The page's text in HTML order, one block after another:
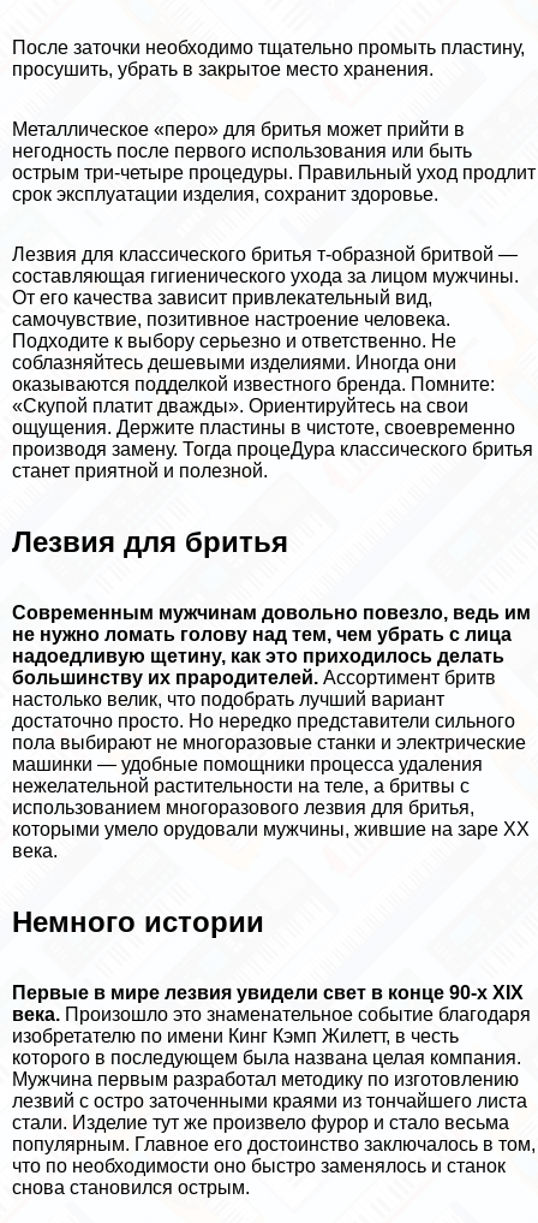
После заточки необходимо тщательно промыть пластину,
просушить, убрать в закрытое место хранения.
Металлическое «перо» для бритья может прийти в
негодность после первого использования или быть
острым три-четыре процедуры. Правильный уход продлит
срок эксплуатации изделия, сохранит здоровье.
Лезвия для классического бритья т-образной бритвой —
составляющая гигиенического ухода за лицом мужчины.
От его качества зависит привлекательный вид,
самочувствие, позитивное настроение человека.
Подходите к выбору серьезно и ответственно. Не
coблaзняйтесь дешевыми изделиями. Иногда они
оказываются подделкой известного бренда. Помните:
«Скупой платит дважды». Ориентируйтесь на свои
ощущения. Держите пластины в чистоте, своевременно
производя замену. Тогда процеДypa классического бритья
станет приятной и полезной.
Лезвия для бритья
Современным мужчинам довольно повезло, ведь им
не нужно ломать голову над тем, чем убрать с лица
надоедливую щетину, как это приходилось делать
большинству их прародителей. Ассортимент бритв
настолько велик, что подобрать лучший вариант
достаточно просто. Но нередко представители сильного
пола выбирают не многоразовые станки и электрические
машинки — удобные помощники процесса удаления
нежелательной растительности на теле, а бритвы с
использованием многоразового лезвия для бритья,
которыми умело орудовали мужчины, жившие на заре ХХ
века.
Немного истории
Первые в мире лезвия увидели свет в конце 90-х ХІХ
века. Произошло это знаменательное событие благодаря
изобретателю по имени Кинг Кэмп Жилетт, в честь
которого в последующем была названа целая компания.
Мужчина первым разработал методику по изготовлению
лезвий с остро заточенными краями из тончайшего листа
стали. Изделие тут же произвело фурор и стало весьма
популярным. Главное его достоинство заключалось в том,
что по необходимости оно быстро заменялось и станок
снова становился острым.